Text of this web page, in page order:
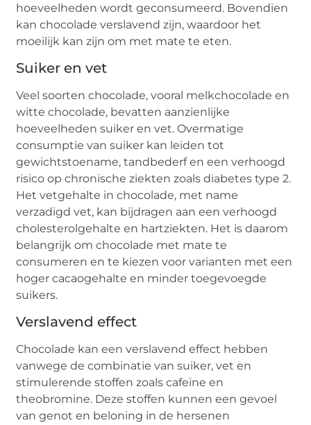
hoeveelheden wordt geconsumeerd. Bovendien
kan chocolade verslavend zijn, waardoor het
moeilijk kan zijn om met mate te eten.
Suiker en vet
Veel soorten chocolade, vooral melkchocolade en
witte chocolade, bevatten aanzienlijke
hoeveelheden suiker en vet. Overmatige
consumptie van suiker kan leiden tot
gewichtstoename, tandbederf en een verhoogd
risico op chronische ziekten zoals diabetes type 2.
Het vetgehalte in chocolade, met name
verzadigd vet, kan bijdragen aan een verhoogd
cholesterolgehalte en hartziekten. Het is daarom
belangrijk om chocolade met mate te
consumeren en te kiezen voor varianten met een
hoger cacaogehalte en minder toegevoegde
suikers.
Verslavend effect
Chocolade kan een verslavend effect hebben
vanwege de combinatie van suiker, vet en
stimulerende stoffen zoals cafeïne en
theobromine. Deze stoffen kunnen een gevoel
van genot en beloning in de hersenen